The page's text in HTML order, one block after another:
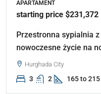
APARTAMENT
starting price $231,372
Przestronna sypialnia
nowoczesne życie na
Hurghada City
3 2 165 to